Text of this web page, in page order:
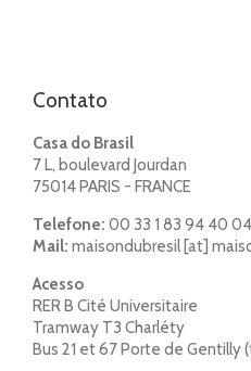
Contato
Casa do Brasil
7 L, boulevard Jourdan
75014 PARIS - FRANCE
Telefone: 00 33 1 83 94 40 04
Mail: maisondubresil [at]
Acesso
RER B Cité Universitaire
Tramway T3 Charléty
Bus 21 et 67 Porte de Gentilly